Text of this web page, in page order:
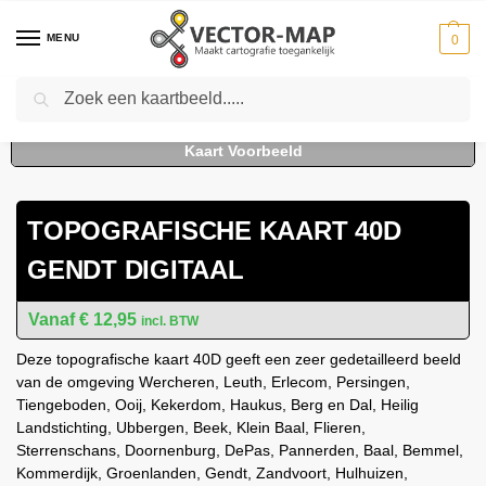
MENU 0
Home Kaarten - Topografische kaarten
TOPOGRAFISCHE KAART 40D
GENDT DIGITAAL
€ 12,95 incl. BTW
Deze topografische kaart 40D geeft een zeer gedetailleerd beeld
van de omgeving Wercheren, Leuth, Erlecom, Persingen,
Tiengeboden, Ooij, Kekerdom, Haukus, Berg en Dal, Heilig
Landstichting, Ubbergen, Beek, Klein Baal, Flieren,
Sterrenschans, Doornenburg, DePas, Pannerden, Baal, Bemmel,
Kommerdijk, Groenlanden, Gendt, Zandvoort, Hulhuizen,